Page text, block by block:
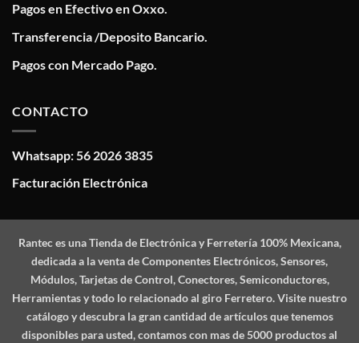
Pagos en Efectivo en Oxxo.
Transferencia /Deposito Bancario.
Pagos con Mercado Pago.
CONTACTO
Whatsapp: 56 2026 3835
Facturación Electrónica
Ranteces una Tienda de Electrónica y Ferretería 100% Mexicana,
dedicada a la venta de Componentes Electrónicos, Sensores,
Módulos, Tarjetas de Control, Conectores, Semiconductores,
Herramientas y todo lo relacionado al giro Ferretero. Visite nuestro
catálogo y descubra la gran cantidad de artículos que tenemos
disponibles para usted, contamos con mas de 5000 productos al